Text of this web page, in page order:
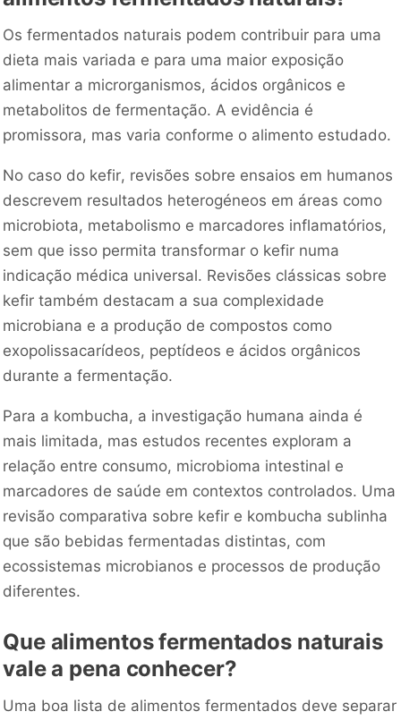
Os fermentados naturais podem contribuir para uma
dieta mais variada e para uma maior exposição
alimentar a microrganismos, ácidos orgânicos e
metabolitos de fermentação. A evidência é
promissora, mas varia conforme o alimento estudado.
No caso do kefir, revisões sobre ensaios em humanos
descrevem resultados heterogéneos em áreas como
microbiota, metabolismo e marcadores inflamatórios,
sem que isso permita transformar o kefir numa
indicação médica universal. Revisões clássicas sobre
kefir também destacam a sua complexidade
microbiana e a produção de compostos como
exopolissacarídeos, peptídeos e ácidos orgânicos
durante a fermentação.
Para a kombucha, a investigação humana ainda é
mais limitada, mas estudos recentes exploram a
relação entre consumo, microbioma intestinal e
marcadores de saúde em contextos controlados. Uma
revisão comparativa sobre kefir e kombucha sublinha
que são bebidas fermentadas distintas, com
ecossistemas microbianos e processos de produção
diferentes.
Que alimentos fermentados naturais
vale a pena conhecer?
Uma boa lista de alimentos fermentados deve separar